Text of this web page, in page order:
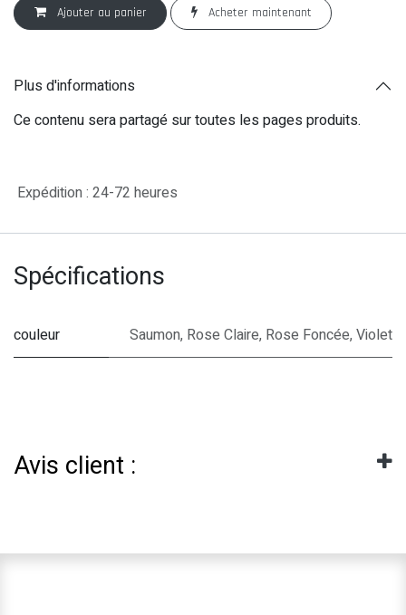
Ajouter au panier Acheter maintenant
Plus d'informations
Ce contenu sera partagé sur toutes les pages produits.
Expédition : 24-72 heures
Spécifications
couleur Saumon, Rose Claire, Rose Foncée,Violet
Avis client :